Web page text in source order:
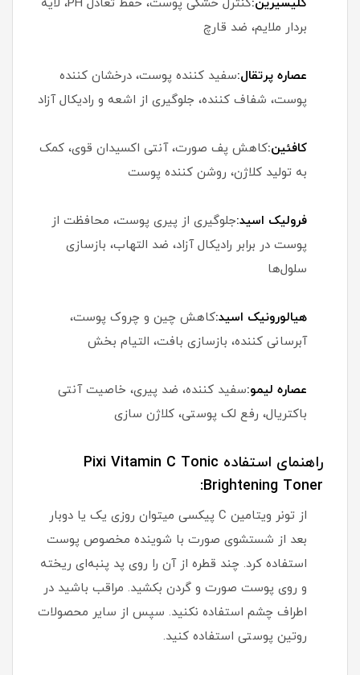
بردار ملایم، ضد قارچ
عصاره پرتقال:سفید کننده پوست، درخشان کننده
پوست، شفاف کننده، جلوگیری از اشعه و رادیکال آزاد
کافئین:کاهش پف صورت، آنتی اکسیدان قوی، کمک
به تولید کلاژن، روشن کننده پوست
فرولیک اسید:جلوگیری از پیری پوست، محافظت از
پوست در برابر رادیکال آزاد، ضد التهاب، بازسازی
سلول‌ها
هیالورونیک اسید:کاهش چین و چروک پوست،
آبرسانی کننده، بازسازی بافت، التیام بخش
عصاره لیمو:سفید کننده، ضد پیری، خاصیت آنتی
باکتریال، رفع لک پوستی، کلاژن سازی
راهنمای استفاده Pixi Vitamin C Tonic
Brightening Toner:
از تونر ویتامین C پیکسی میتوان روزی یک یا دوبار
بعد از شستشوی صورت با شوینده مخصوص پوست
استفاده کرد. چند قطره از آن را روی پد پنبه‌ای ریخته
و روی پوست صورت و گردن بکشید. مراقب باشید در
اطراف چشم استفاده نکنید. سپس از سایر محصولات
روتین پوستی استفاده کنید.